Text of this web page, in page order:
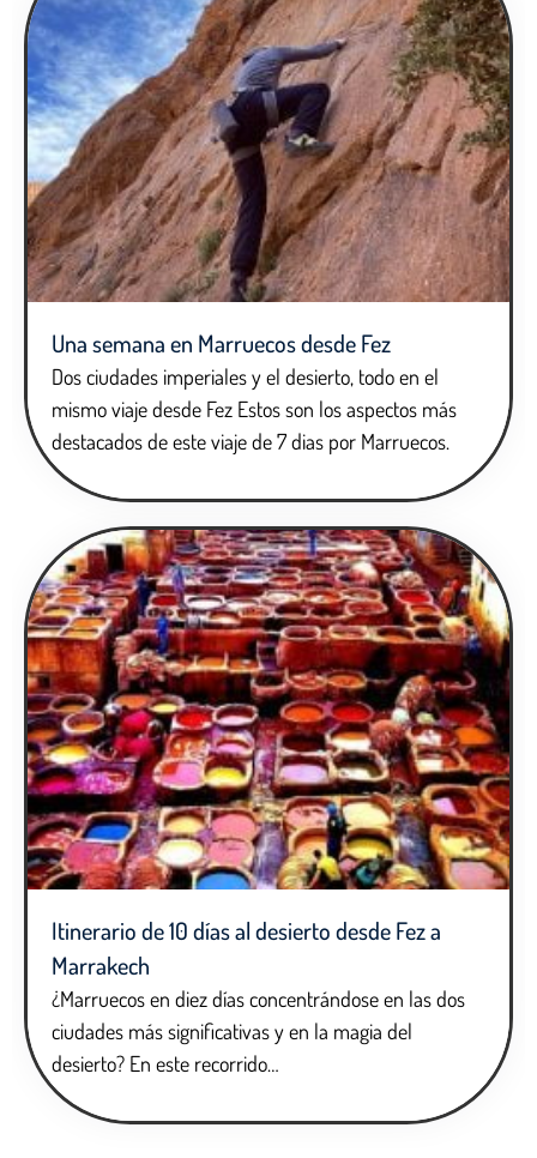
Una semana en Marruecos desde Fez
Dos ciudades imperiales y el desierto, todo en el
mismo viaje desde Fez Estos son los aspectos más
destacados de este viaje de 7 dias por Marruecos.
Itinerario de 10 días al desierto desde Fez a
Marrakech
¿Marruecos en diez días concentrándose en las dos
ciudades más significativas y en la magia del
desierto? En este recorrido…